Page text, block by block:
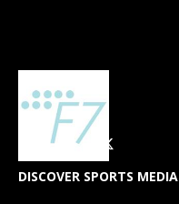
DISCOVER SPORTS MEDIA